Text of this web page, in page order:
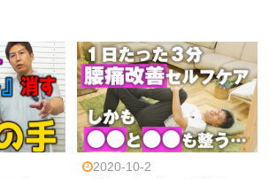
2020-10-2